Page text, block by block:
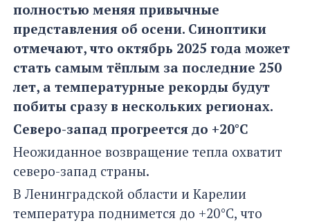
полностью меняя привычные
представления об осени. Синоптики
отмечают, что октябрь 2025 года может
стать самым тёплым за последние 250
лет, а температурные рекорды будут
побиты сразу в нескольких регионах.
Северо-запад прогреется до +20°C
Неожиданное возвращение тепла охватит
северо-запад страны.
В Ленинградской области и Карелии
температура поднимется до +20°C, что